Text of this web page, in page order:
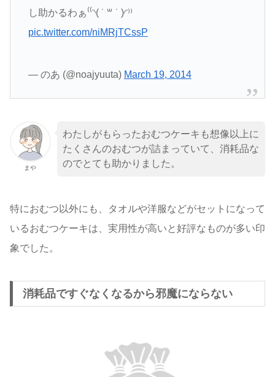
し助かるわぁ⁽⁽◝( ˙ ꒳ ˙ )◜⁾⁾
pic.twitter.com/niMRjTCssP
— のあ (@noajyuuta) March 19, 2014
まや
わたしがもらったおむつケーキも想像以上に
たくさんのおむつが詰まっていて、消耗品な
のでとても助かりました。
特におむつ以外にも、タオルや洋服などがセットになって
いるおむつケーキは、実用性が高いと好評なものが多い印
象でした。
消耗品ですぐなくなるから邪魔にならない